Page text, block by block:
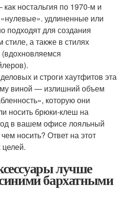
ностальгия по 1970-м и
удлиненные или
подходят для создания
а также в стилях
и строги хаутфитов эта
виной — излишний объем
которую они
носить брюки-клеш на
в вашем офисе лояльный
носить? Ответ на этот
лучше
синими бархатными